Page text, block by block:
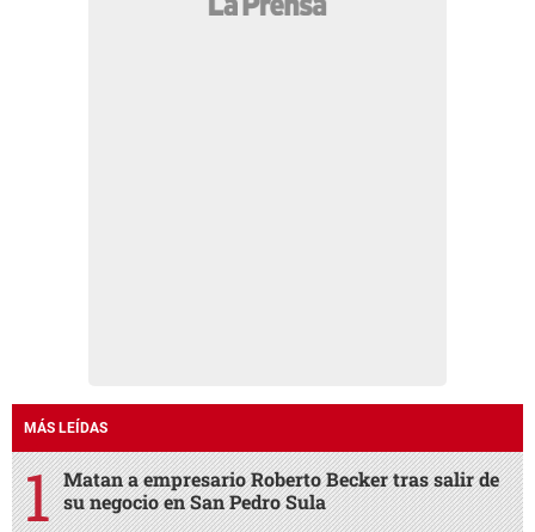
MÁS LEÍDAS
Matan a empresario Roberto Becker tras salir de
su negocio en San Pedro Sula